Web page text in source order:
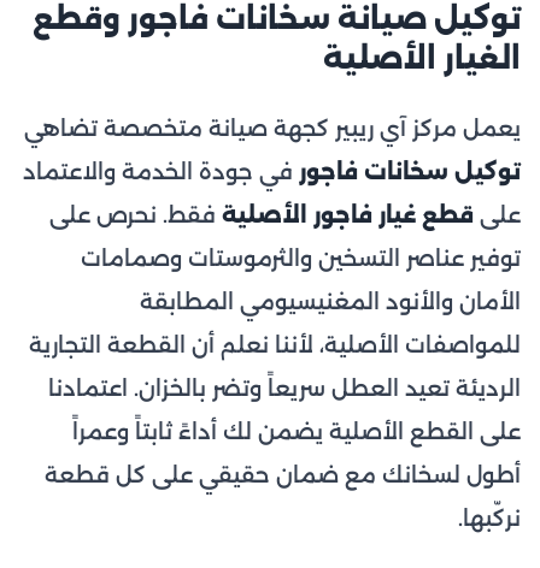
توكيل صيانة سخانات فاجور وقطع
الغيار الأصلية
يعمل مركز آي ريبير كجهة صيانة متخصصة تضاهي
توكيل سخانات فاجور في جودة الخدمة والاعتماد
على قطع غيار فاجور الأصلية فقط. نحرص على
توفير عناصر التسخين والثرموستات وصمامات
الأمان والأنود المغنيسيومي المطابقة
للمواصفات الأصلية، لأننا نعلم أن القطعة التجارية
الرديئة تعيد العطل سريعاً وتضر بالخزان. اعتمادنا
على القطع الأصلية يضمن لك أداءً ثابتاً وعمراً
أطول لسخانك مع ضمان حقيقي على كل قطعة
نركّبها.